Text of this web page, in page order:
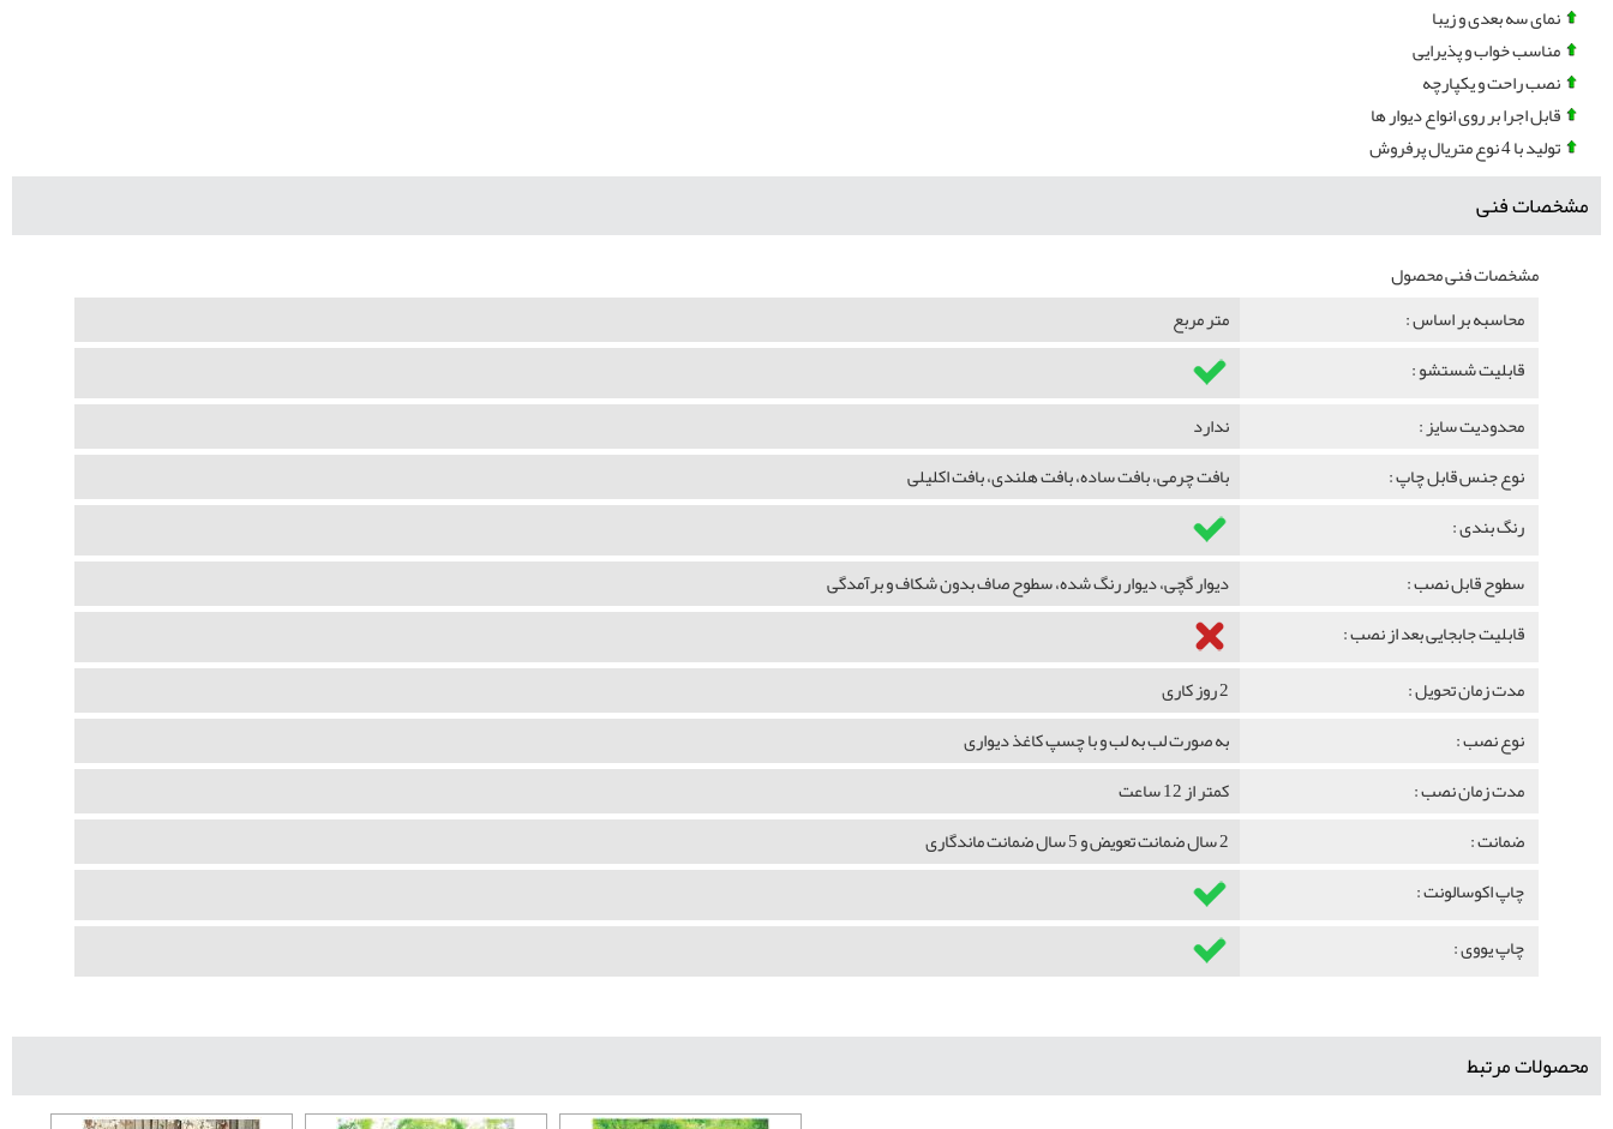
نمای سه بعدی و زیبا
مناسب خواب و پذیرایی
نصب راحت و یکپارچه
قابل اجرا بر روی انواع دیوار ها
تولید با 4 نوع متریال پرفروش
مشخصات فنی
مشخصات فنی محصول
محاسبه بر اساس :
متر مربع
قابلیت شستشو :
محدودیت سایز :
ندارد
نوع جنس قابل چاپ :
بافت چرمی، بافت ساده، بافت هلندی، بافت اکلیلی
رنگ بندی :
سطوح قابل نصب :
دیوار گچی، دیوار رنگ شده، سطوح صاف بدون شکاف و برآمدگی
قابلیت جابجایی بعد از نصب :
مدت زمان تحویل :
2 روز کاری
نوع نصب :
به صورت لب به لب و با چسپ کاغذ دیواری
مدت زمان نصب :
کمتر از 12 ساعت
ضمانت :
2 سال ضمانت تعویض و 5 سال ضمانت ماندگاری
چاپ اکوسالونت :
چاپ یووی :
محصولات مرتبط